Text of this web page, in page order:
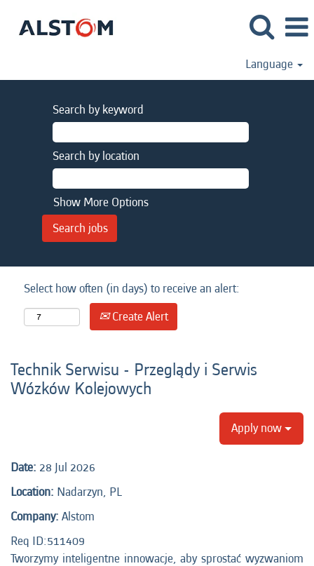
Language
Search by keyword
Search by location
Show More Options
Select how often (in days) to receive an alert:
Create Alert
Technik Serwisu - Przeglądy i Serwis
Wózków Kolejowych
Apply now
Date: 28 Jul 2026
Location: Nadarzyn, PL
Company: Alstom
Req ID:511409
Tworzymy inteligentne innowacje, aby sprostać wyzwaniom